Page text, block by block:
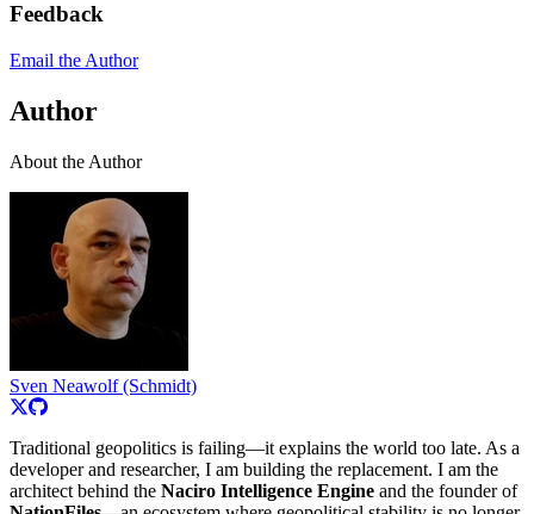
Feedback
Email the Author
Author
About the Author
Sven Neawolf (Schmidt)
Traditional geopolitics is failing—it explains the world too late. As a
developer and researcher, I am building the replacement. I am the
architect behind the Naciro Intelligence Engine and the founder of